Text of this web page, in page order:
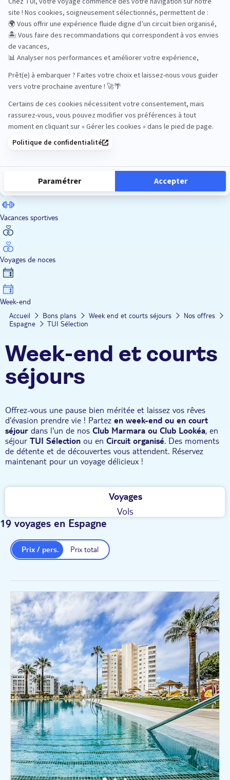
Road Trips
Safari
Sénior
Vacances sportives
Voyages de noces
Week-end
Accueil Bons plans Week end et courts séjours
Nos offres
Espagne
TUI Sélection
Week-end et courts
séjours
Offrez-vous une pause bien méritée et laissez vos rêves
d’évasion prendre vie ! Partez en week-end ou en court
séjour dans l'un de nos Club Marmara ou Club Lookéa, en
séjour TUI Sélection ou en Circuit organisé. Des moments
de détente et de découvertes vous attendent. Réservez
maintenant pour un voyage délicieux !
Voyages
Vols
19 voyages en Espagne
Prix total
Prix / pers.